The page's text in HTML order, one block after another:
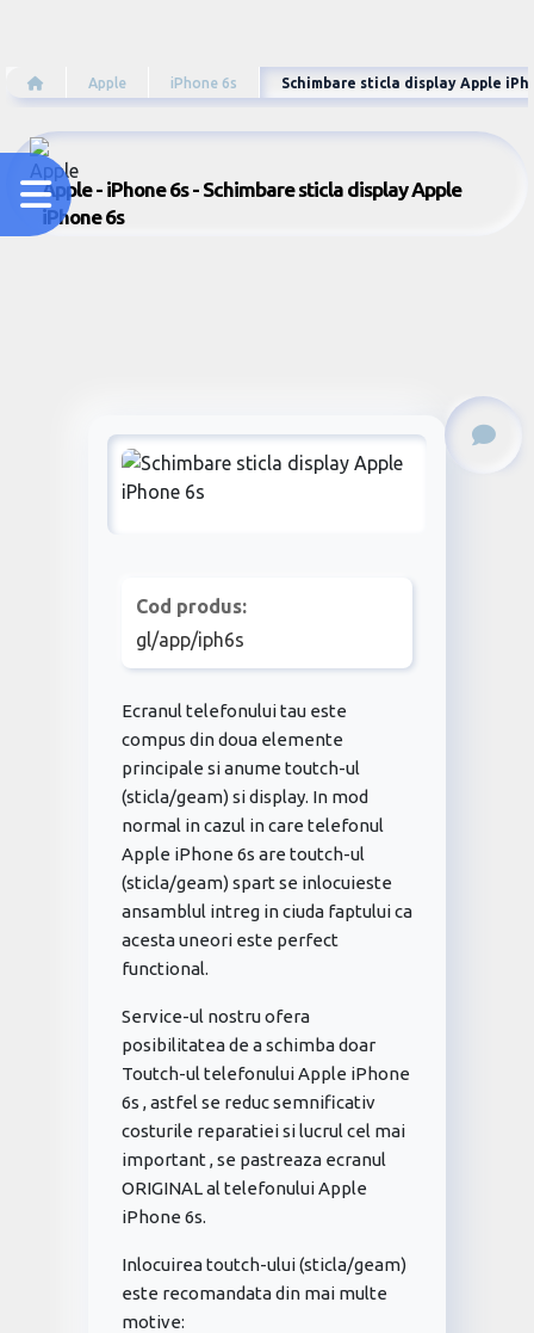
Apple iPhone 6s Schimbare sticla display Apple
Apple - iPhone 6s - Schimbare sticla display Apple
iPhone 6s
Cod produs:
gl/app/iph6s
Ecranul telefonului tau este
compus din doua elemente
principale si anume toutch-ul
(sticla/geam) si display. In mod
normal in cazul in care telefonul
Apple iPhone 6s are toutch-ul
(sticla/geam) spart se inlocuieste
ansamblul intreg in ciuda faptului ca
acesta uneori este perfect
functional.
Service-ul nostru ofera
posibilitatea de a schimba doar
Toutch-ul telefonului Apple iPhone
6s , astfel se reduc semnificativ
costurile reparatiei si lucrul cel mai
important , se pastreaza ecranul
ORIGINAL al telefonului Apple
iPhone 6s.
Inlocuirea toutch-ului (sticla/geam)
este recomandata din mai multe
motive: